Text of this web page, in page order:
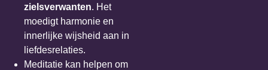
zielsverwanten. Het
moedigt harmonie en
innerlijke wijsheid aan in
liefdesrelaties.
Meditatie kan helpen om